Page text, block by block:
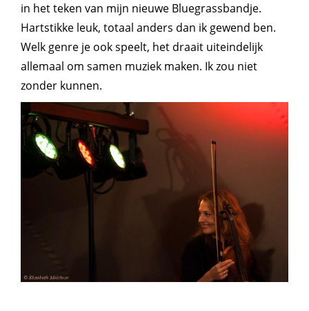
in het teken van mijn nieuwe Bluegrassbandje.
Hartstikke leuk, totaal anders dan ik gewend ben.
Welk genre je ook speelt, het draait uiteindelijk
allemaal om samen muziek maken. Ik zou niet
zonder kunnen.